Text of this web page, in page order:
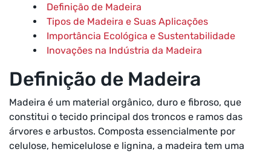
Definição de Madeira
Tipos de Madeira e Suas Aplicações
Importância Ecológica e Sustentabilidade
Inovações na Indústria da Madeira
Definição de Madeira
Madeira é um material orgânico, duro e fibroso, que
constitui o tecido principal dos troncos e ramos das
árvores e arbustos. Composta essencialmente por
celulose, hemicelulose e lignina, a madeira tem uma